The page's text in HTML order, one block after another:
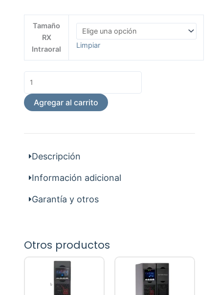
Tamaño
RX
Intraoral
Limpiar
Scan
cantidad
Agregar al carrito
Descripción
Información adicional
Garantía y otros
Otros productos